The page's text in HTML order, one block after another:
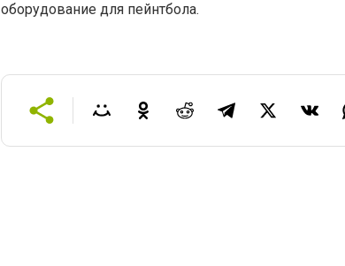
оборудование для пейнтбола.